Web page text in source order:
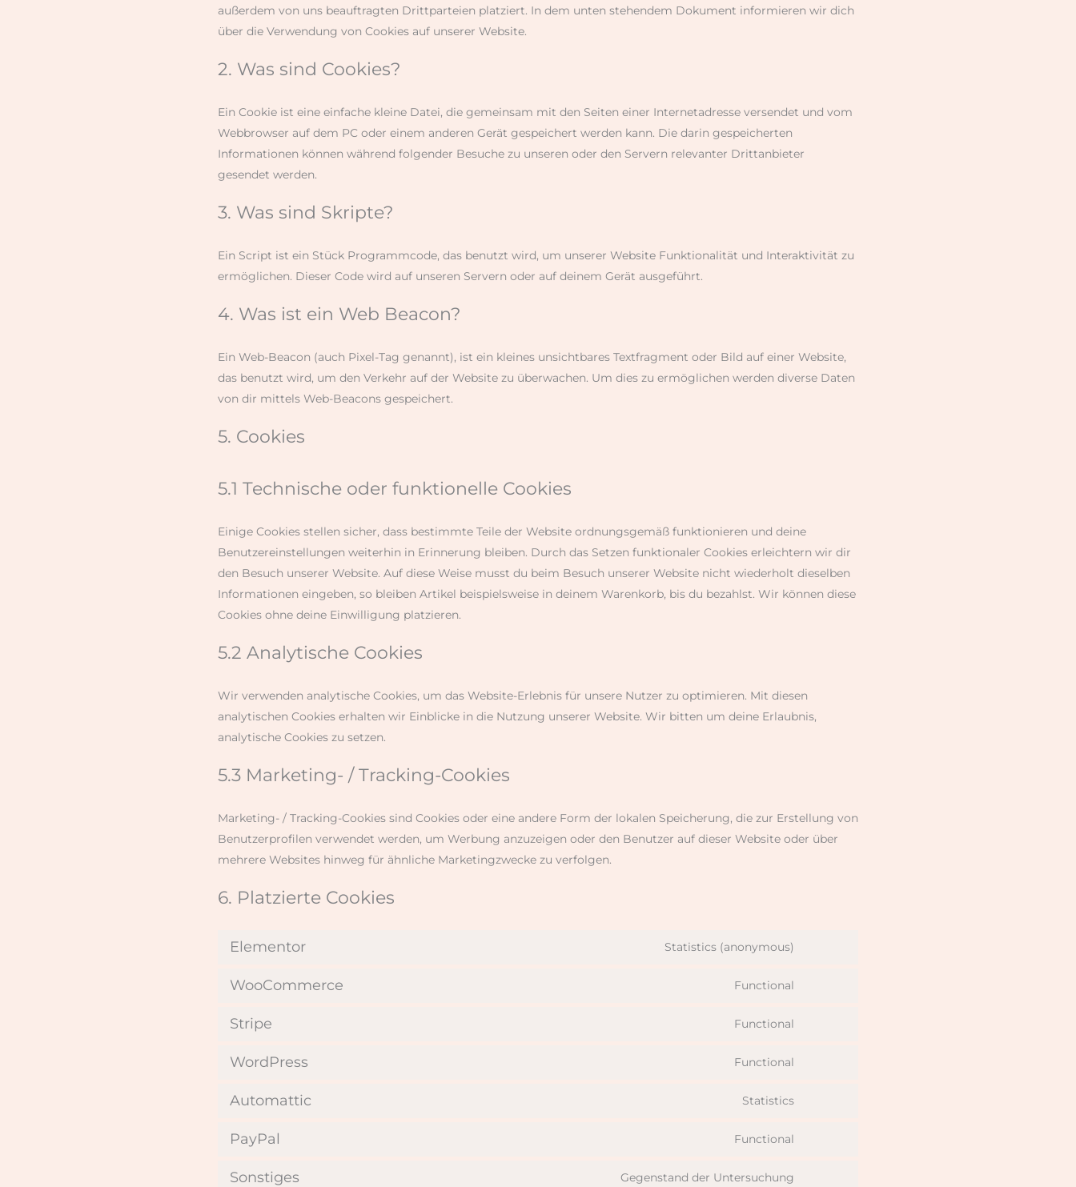
außerdem von uns beauftragten Drittparteien platziert. In dem unten stehendem Dokument informieren wir dich
über die Verwendung von Cookies auf unserer Website.
2. Was sind Cookies?
Ein Cookie ist eine einfache kleine Datei, die gemeinsam mit den Seiten einer Internetadresse versendet und vom
Webbrowser auf dem PC oder einem anderen Gerät gespeichert werden kann. Die darin gespeicherten
Informationen können während folgender Besuche zu unseren oder den Servern relevanter Drittanbieter
gesendet werden.
3. Was sind Skripte?
Ein Script ist ein Stück Programmcode, das benutzt wird, um unserer Website Funktionalität und Interaktivität zu
ermöglichen. Dieser Code wird auf unseren Servern oder auf deinem Gerät ausgeführt.
4. Was ist ein Web Beacon?
Ein Web-Beacon (auch Pixel-Tag genannt), ist ein kleines unsichtbares Textfragment oder Bild auf einer Website,
das benutzt wird, um den Verkehr auf der Website zu überwachen. Um dies zu ermöglichen werden diverse Daten
von dir mittels Web-Beacons gespeichert.
5. Cookies
5.1 Technische oder funktionelle Cookies
Einige Cookies stellen sicher, dass bestimmte Teile der Website ordnungsgemäß funktionieren und deine
Benutzereinstellungen weiterhin in Erinnerung bleiben. Durch das Setzen funktionaler Cookies erleichtern wir dir
den Besuch unserer Website. Auf diese Weise musst du beim Besuch unserer Website nicht wiederholt dieselben
Informationen eingeben, so bleiben Artikel beispielsweise in deinem Warenkorb, bis du bezahlst. Wir können diese
Cookies ohne deine Einwilligung platzieren.
5.2 Analytische Cookies
Wir verwenden analytische Cookies, um das Website-Erlebnis für unsere Nutzer zu optimieren. Mit diesen
analytischen Cookies erhalten wir Einblicke in die Nutzung unserer Website. Wir bitten um deine Erlaubnis,
analytische Cookies zu setzen.
5.3 Marketing- / Tracking-Cookies
Marketing- / Tracking-Cookies sind Cookies oder eine andere Form der lokalen Speicherung, die zur Erstellung von
Benutzerprofilen verwendet werden, um Werbung anzuzeigen oder den Benutzer auf dieser Website oder über
mehrere Websites hinweg für ähnliche Marketingzwecke zu verfolgen.
6. Platzierte Cookies
Elementor Statistics (anonymous)
WooCommerce Functional
Stripe Functional
WordPress Functional
Automattic Statistics
PayPal Functional
Sonstiges Gegenstand der Untersuchung